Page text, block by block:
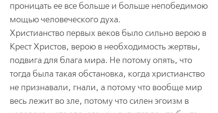
проницать ее все больше и больше непобедимою
мощью человеческого духа.
Христианство первых веков было сильно верою в
Крест Христов, верою в необходимость жертвы,
подвига для блага мира. Не потому опять, что
тогда была такая обстановка, когда христианство
не признавали, гнали, а потому что вообще мир
весь лежит во зле, потому что силен эгоизм в